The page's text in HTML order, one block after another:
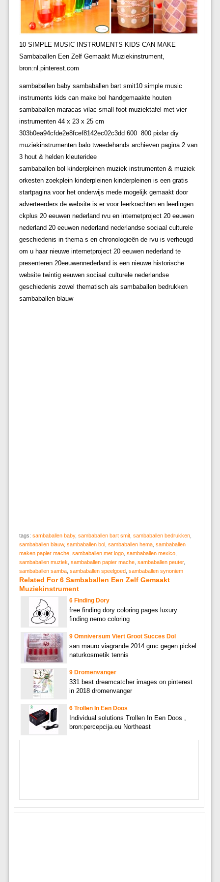
10 SIMPLE MUSIC INSTRUMENTS KIDS CAN MAKE
Sambaballen Een Zelf Gemaakt Muziekinstrument,
bron:nl.pinterest.com
sambaballen baby sambaballen bart smit10 simple music
instruments kids can make bol handgemaakte houten
sambaballen maracas vilac small foot muziektafel met vier
instrumenten 44 x 23 x 25 cm
303b0ea94cfde2e8fcef8142ec02c3dd 600  800 pixlar diy
muziekinstrumenten balo tweedehands archieven pagina 2 van
3 hout & helden kleuteridee
sambaballen bol kinderpleinen muziek instrumenten & muziek
orkesten zoekplein kinderpleinen kinderpleinen is een gratis
startpagina voor het onderwijs mede mogelijk gemaakt door
adverteerders de website is er voor leerkrachten en leerlingen
ckplus 20 eeuwen nederland rvu en internetproject 20 eeuwen
nederland 20 eeuwen nederland nederlandse sociaal culturele
geschiedenis in thema s en chronologieën de rvu is verheugd
om u haar nieuwe internetproject 20 eeuwen nederland te
presenteren 20eeuwennederland is een nieuwe historische
website twintig eeuwen sociaal culturele nederlandse
geschiedenis zowel thematisch als sambaballen bedrukken
sambaballen blauw
tags: sambaballen baby, sambaballen bart smit, sambaballen bedrukken,
sambaballen blauw, sambaballen bol, sambaballen hema, sambaballen
maken papier mache, sambaballen met logo, sambaballen mexico,
sambaballen muziek sambaballen papier mache, sambaballen peuter,
sambaballen samba, sambaballen speelgoed, sambaballen synoniem
Related For 6 Sambaballen Een Zelf Gemaakt
Muziekinstrument
6 Finding Dory
free finding dory coloring pages luxury
finding nemo coloring
9 Omniversum Viert Groot Succes Dol
san mauro viagrande 2014 gmc gegen pickel
naturkosmetik tennis
9 Dromenvanger
331 best dreamcatcher images on pinterest
in 2018 dromenvanger
6 Trollen In Een Doos
Individual solutions Trollen In Een Doos ,
bron:percepcija.eu Northeast